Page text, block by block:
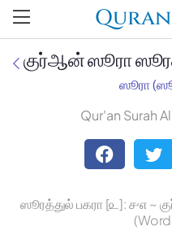
Jan Trust Foundation
Mufti Omar Sheriff
குர்ஆன் ஸூரா
ஸூரா
Qur'an Surah
ஸூரத்துல் பகரா [௨]: ௪௭ ~